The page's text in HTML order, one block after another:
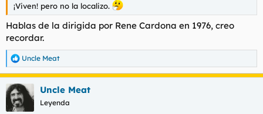
¡Viven! pero no la localizo.
Hablas de la dirigida por Rene Cardona en 1976, creo
recordar.
R
e
a
c
c
i
Uncle Meat
Uncle Meat
Leyenda